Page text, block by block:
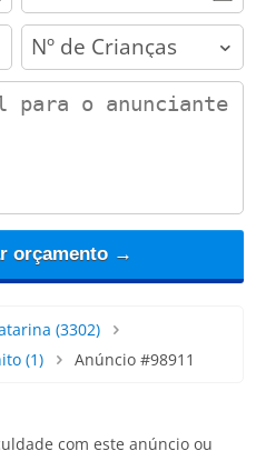
children
orçamento →
(3302)
(1) Anúncio #98911
com este anúncio ou